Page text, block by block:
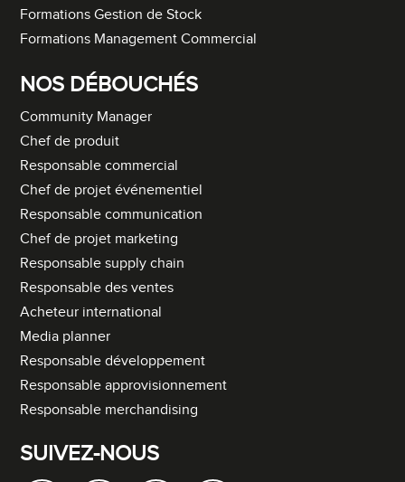
Formations Gestion de Stock
Formations Management Commercial
NOS DÉBOUCHÉS
Community Manager
Chef de produit
Responsable commercial
Chef de projet événementiel
Responsable communication
Chef de projet marketing
Responsable supply chain
Responsable des ventes
Acheteur international
Media planner
Responsable développement
Responsable approvisionnement
Responsable merchandising
SUIVEZ-NOUS